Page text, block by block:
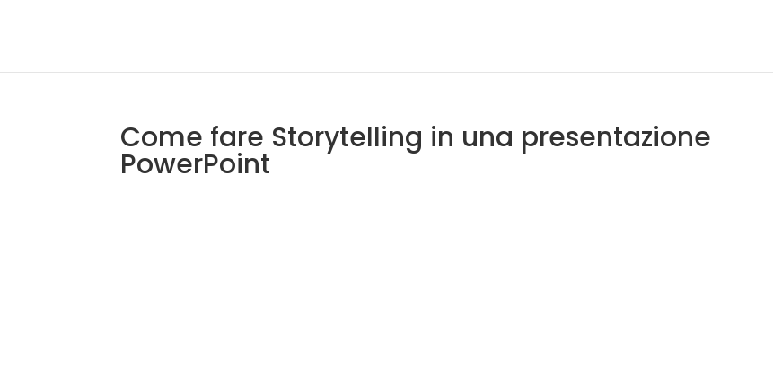
Come fare Storytelling in una presentazione
PowerPoint